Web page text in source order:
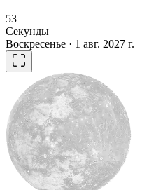
53
Секунды
Воскресенье · 1 авг. 2027 г.